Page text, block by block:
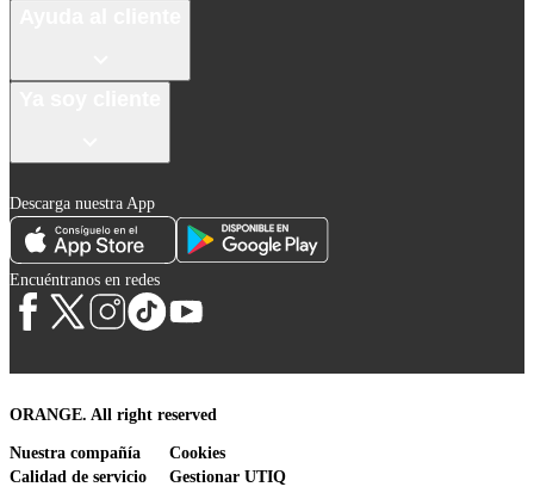
Descarga nuestra App
Encuéntranos en redes
ORANGE. All right reserved
Nuestra compañía
Calidad de servicio
Cookies
Gestionar UTIQ